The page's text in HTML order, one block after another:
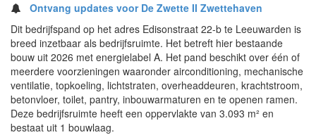
Ontvang updates voor De Zwette II Zwettehaven
Dit bedrijfspand op het adres Edisonstraat 22-b te Leeuwarden is
breed inzetbaar als bedrijfsruimte. Het betreft hier bestaande
bouw uit 2026 met energielabel A. Het pand beschikt over één of
meerdere voorzieningen waaronder airconditioning, mechanische
ventilatie, topkoeling, lichtstraten, overheaddeuren, krachtstroom,
betonvloer, toilet, pantry, inbouwarmaturen en te openen ramen.
Deze bedrijfsruimte heeft een oppervlakte van 3.093 m² en
bestaat uit 1 bouwlaag.